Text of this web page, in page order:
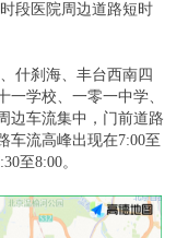
段医院周边道路短时
什刹海、丰台西南四
学校、一零一中学、
边车流集中，门前道路
车流高峰出现在7:00至
至8:00。